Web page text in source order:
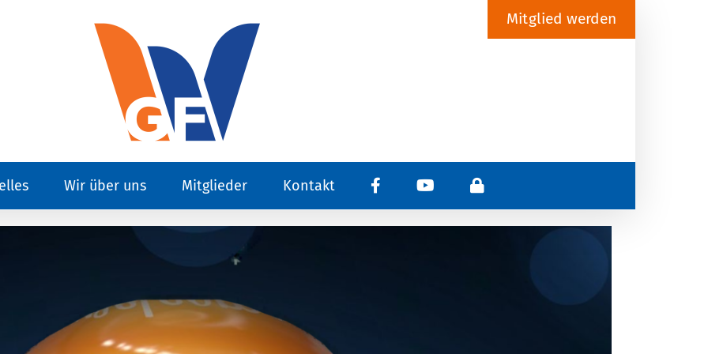
Mitglied werden
Wir über uns Mitglieder Kontakt